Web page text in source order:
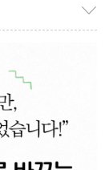
. ‘타이머 훈련’,
접근이 아니라, 집
로 안내한다.